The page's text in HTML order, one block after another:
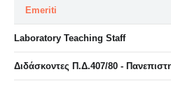
Emeriti
Laboratory Teaching Staff
Διδάσκοντες Π.Δ.407/80 -